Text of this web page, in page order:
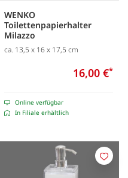
WENKO
Toilettenpapierhalter
Milazzo
ca. 13,5 x 16 x 17,5 cm
16,00 €*
Online verfügbar
In Filiale erhältlich